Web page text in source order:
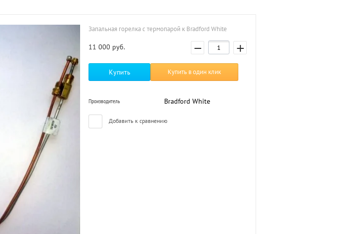
Запальная горелка с термопарой к Bradford White
11 000 руб. − +
Купить Купить в один клик
Производитель Bradford White
Добавить к сравнению